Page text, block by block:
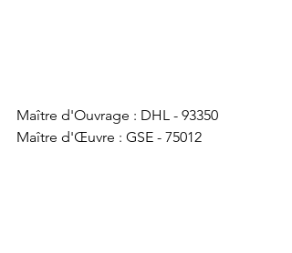
Maître d'Ouvrage : DHL - 93350
Maître d'Œuvre : GSE - 75012